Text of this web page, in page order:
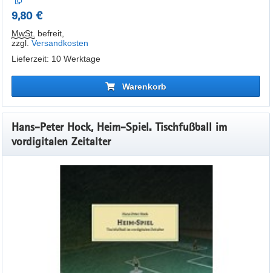
9,80 €
MwSt. befreit,
zzgl. Versandkosten
Lieferzeit: 10 Werktage
Warenkorb
Hans-Peter Hock, Heim-Spiel. Tischfußball im
vordigitalen Zeitalter